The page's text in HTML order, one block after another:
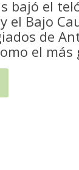
bajó el
el Bajo
de
el